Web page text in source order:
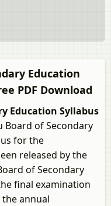
Education
PDF Download
Education Syllabus
Board of Secondary
for the
released by the
of Secondary
final examination
annual